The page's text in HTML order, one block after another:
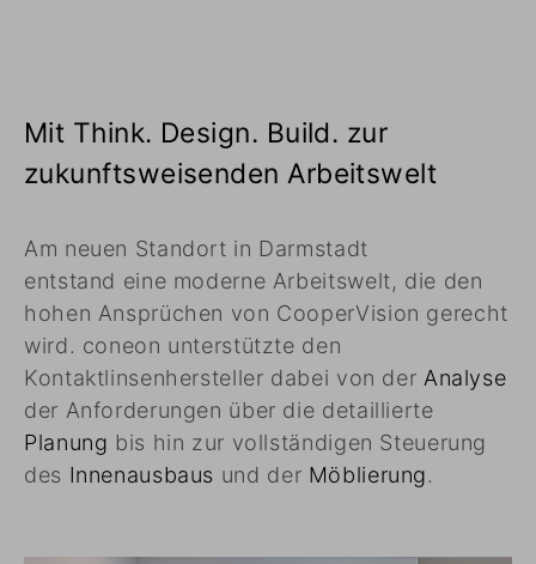
Mit Think. Design. Build. zur
zukunftsweisenden Arbeitswelt
Am neuen Standort in Darmstadt
entstand eine moderne Arbeitswelt, die den
hohen Ansprüchen von CooperVision gerecht
wird. coneon unterstützte den
Kontaktlinsenhersteller dabei von der Analyse
der Anforderungen über die detaillierte
Planung bis hin zur vollständigen Steuerung
des Innenausbaus und der Möblierung.